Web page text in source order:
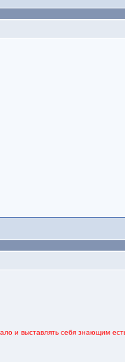
и выставлять себя знающим